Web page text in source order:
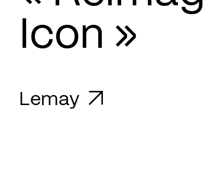
Icon »
Lemay